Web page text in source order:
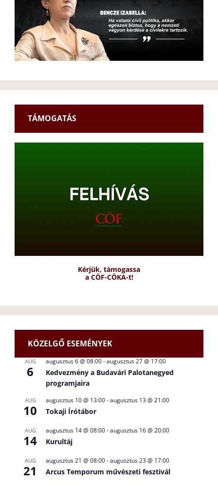
TÁMOGATÁS
Kérjük, támogassa
a CÖF-CÖKA-t!
KÖZELGŐ ESEMÉNYEK
AUG
6
augusztus 6 @ 08:00-augusztus 27 @ 17:00
Kedvezmény a Budavári Palotanegyed
programjaira
AUG
10
augusztus 10 @ 13:00-augusztus 13 @ 21:00
Tokaji Írótábor
AUG
14
augusztus 14 @ 08:00-augusztus 16 @ 20:00
Kurultáj
AUG
21
augusztus 21 @ 08:00-augusztus 23 @ 17:00
Arcus Temporum művészeti fesztivál